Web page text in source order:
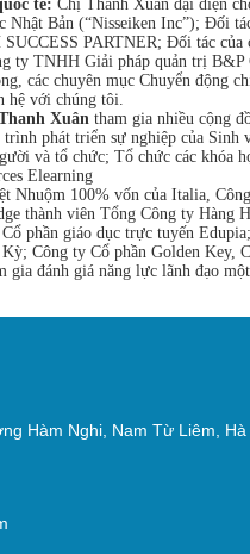
tế: Chị Thanh Xuân đại diện
Nhật Bản (“Nisseiken Inc”); Đối
PARTNER; Đối tác
ty TNHH Giải pháp quản trị
các chuyên mục Chuyển động
với chúng tôi.
Xuân tham gia nhiều cộng
phát triển sự nghiệp của
và tổ chức; Tổ chức các khóa
Elearning
Nhuộm 100% vốn của Italia,
thành viên Tổng Công ty
phần giáo dục trực tuyến
Công ty Cổ phần Golden
đánh giá năng lực lãnh đạo một
Hàm Nghi, Nam Từ Liêm, Hà